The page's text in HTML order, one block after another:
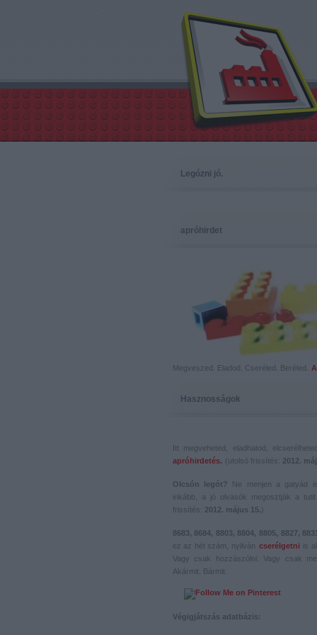
Legózni jó.
apróhirdet
Megveszed. Eladod. Cseréled. Beréled.
Hasznosságok
Itt megveheted, eladhatod,
apróhirdetés. (utolsó frissítés: 2012.
Olcsón legót? Ne menjen a gatyád
inkább, a jó olvasók megosztják a
frissítés: 2012. május 15.)
8683, 8684, 8803, 8804, 8805, 8827, 8831
ez az hét szám, nyilván
cserélgetni
is
Vagy csak hozzászólni. Vagy csak
Akármit. Bármit.
Végigjátszás adatbázis: